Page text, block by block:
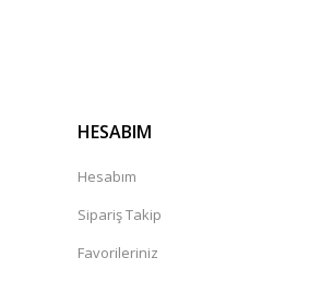
HESABIM
Hesabım
Sipariş Takip
Favorileriniz